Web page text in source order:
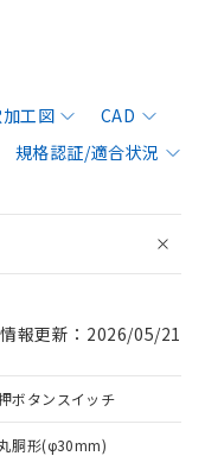
工図
CAD
規格認証/適合状況
情報更新：2026/05/21
ボタンスイッチ
胴形(φ30mm)